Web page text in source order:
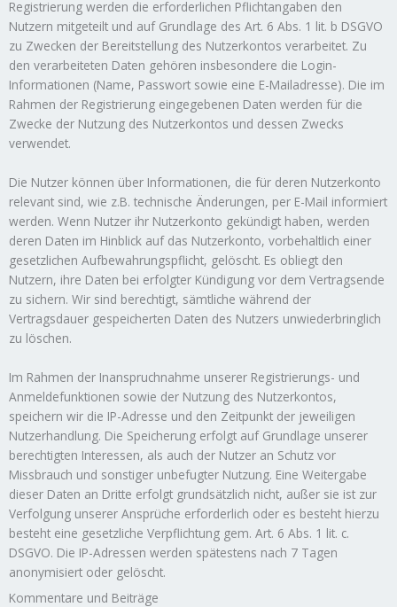
Registrierung werden die erforderlichen Pflichtangaben den
Nutzern mitgeteilt und auf Grundlage des Art. 6 Abs. 1 lit. b DSGVO
zu Zwecken der Bereitstellung des Nutzerkontos verarbeitet. Zu
den verarbeiteten Daten gehören insbesondere die Login-
Informationen (Name, Passwort sowie eine E-Mailadresse). Die im
Rahmen der Registrierung eingegebenen Daten werden für die
Zwecke der Nutzung des Nutzerkontos und dessen Zwecks
verwendet.
Die Nutzer können über Informationen, die für deren Nutzerkonto
relevant sind, wie z.B. technische Änderungen, per E-Mail informiert
werden. Wenn Nutzer ihr Nutzerkonto gekündigt haben, werden
deren Daten im Hinblick auf das Nutzerkonto, vorbehaltlich einer
gesetzlichen Aufbewahrungspflicht, gelöscht. Es obliegt den
Nutzern, ihre Daten bei erfolgter Kündigung vor dem Vertragsende
zu sichern. Wir sind berechtigt, sämtliche während der
Vertragsdauer gespeicherten Daten des Nutzers unwiederbringlich
zu löschen.
Im Rahmen der Inanspruchnahme unserer Registrierungs- und
Anmeldefunktionen sowie der Nutzung des Nutzerkontos,
speichern wir die IP-Adresse und den Zeitpunkt der jeweiligen
Nutzerhandlung. Die Speicherung erfolgt auf Grundlage unserer
berechtigten Interessen, als auch der Nutzer an Schutz vor
Missbrauch und sonstiger unbefugter Nutzung. Eine Weitergabe
dieser Daten an Dritte erfolgt grundsätzlich nicht, außer sie ist zur
Verfolgung unserer Ansprüche erforderlich oder es besteht hierzu
besteht eine gesetzliche Verpflichtung gem. Art. 6 Abs. 1 lit. c.
DSGVO. Die IP-Adressen werden spätestens nach 7 Tagen
anonymisiert oder gelöscht.
Kommentare und Beiträge